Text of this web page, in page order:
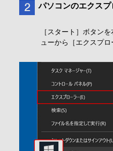
パソコンのエクスプ
［スタート］ボタン
ューから［エクスプロ